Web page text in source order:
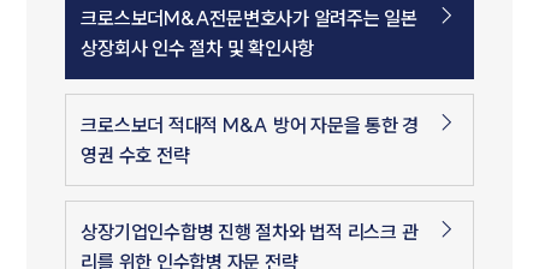
크로스보더M&A전문변호사가 알려주는 일본
상장회사 인수 절차 및 확인사항
크로스보더 적대적 M&A 방어 자문을 통한 경
영권 수호 전략
상장기업인수합병 진행 절차와 법적 리스크 관
리를 위한 인수합병 자문 전략